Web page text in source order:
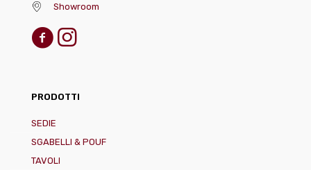
Showroom
PRODOTTI
SEDIE
SGABELLI & POUF
TAVOLI